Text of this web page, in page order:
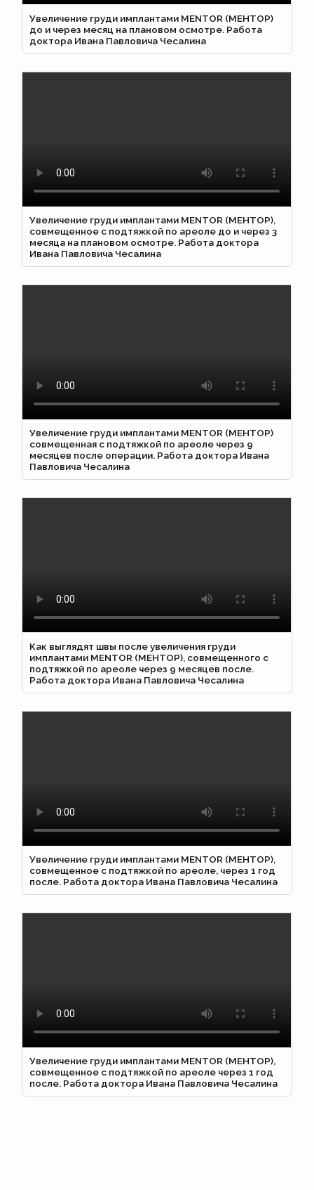
Увеличение груди имплантами MENTOR (МЕНТОР)
до и через месяц на плановом осмотре. Работа
доктора Ивана Павловича Чесалина
Увеличение груди имплантами MENTOR (МЕНТОР),
совмещенное с подтяжкой по ареоле до и через 3
месяца на плановом осмотре. Работа доктора
Ивана Павловича Чесалина
Увеличение груди имплантами MENTOR (МЕНТОР)
совмещенная с подтяжкой по ареоле через 9
месяцев после операции. Работа доктора Ивана
Павловича Чесалина
Как выглядят швы после увеличения груди
имплантами MENTOR (МЕНТОР), совмещенного с
подтяжкой по ареоле через 9 месяцев после.
Работа доктора Ивана Павловича Чесалина
Увеличение груди имплантами MENTOR (МЕНТОР),
совмещенное с подтяжкой по ареоле, через 1 год
после. Работа доктора Ивана Павловича Чесалина
Увеличение груди имплантами MENTOR (МЕНТОР),
совмещенное с подтяжкой по ареоле через 1 год
после. Работа доктора Ивана Павловича Чесалина